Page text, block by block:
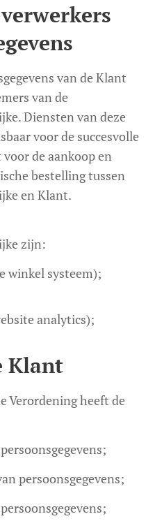
van de Klant
van de
Diensten van deze
voor de succesvolle
de aankoop en
bestelling tussen
en Klant.
zijn:
winkel systeem);
analytics);
Klant
Verordening heeft de
persoonsgegevens;